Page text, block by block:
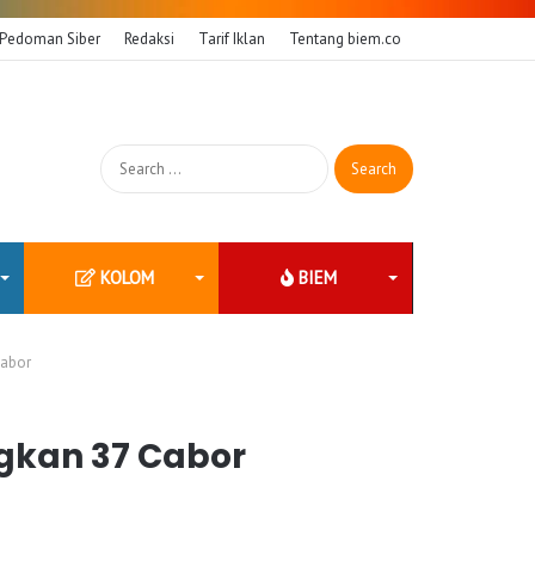
Pedoman Siber Redaksi Tarif Iklan Tentang biem.co
Search
for:
KOLOM BIEM
37 Cabor